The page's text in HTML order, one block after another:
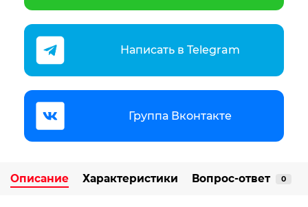
Написать в Telegram
Группа Вконтакте
Описание Характеристики Вопрос-ответ 0